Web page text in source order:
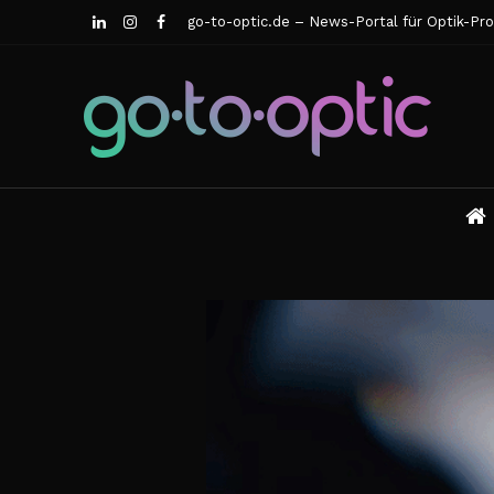
go-to-optic.de – News-Portal für Optik-